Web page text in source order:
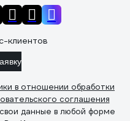
клиентов
в отношении обработки
соглашения
данные в любой форме